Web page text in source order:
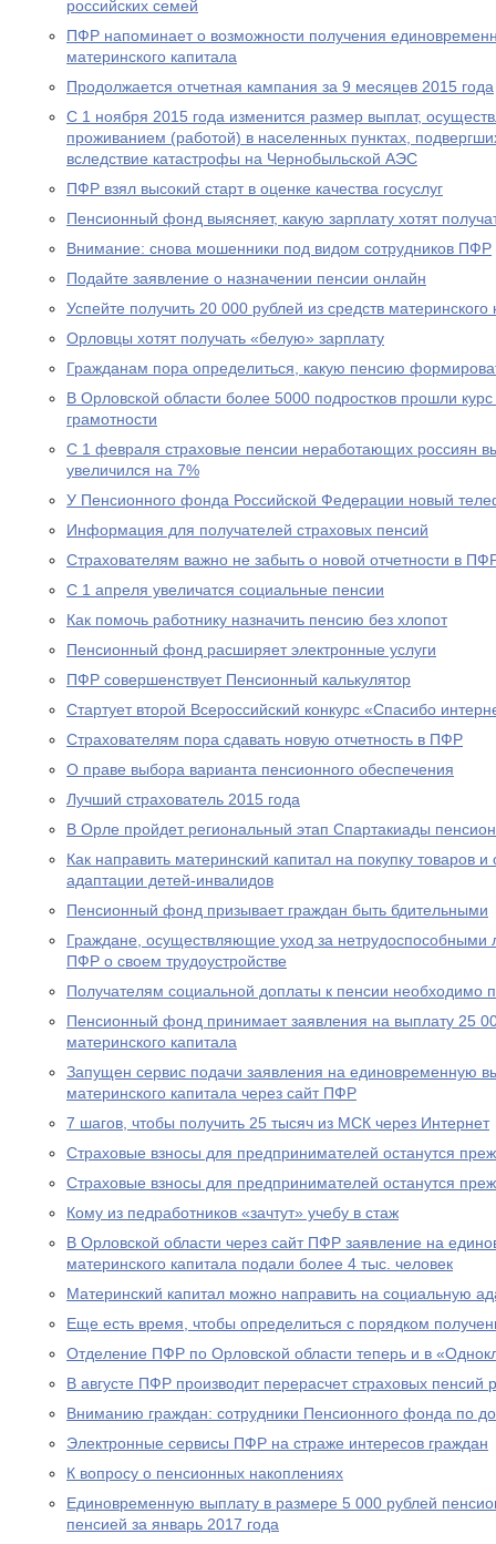
российских семей
ПФР напоминает о возможности получения
материнского капитала
Продолжается отчетная кампания за 9 месяцев 2015 года
С 1 ноября 2015 года изменится размер выплат,
проживанием (работой) в населенных пунктах,
вследствие катастрофы на Чернобыльской АЭС
ПФР взял высокий старт в оценке качества госуслуг
Пенсионный фонд выясняет, какую зарплату хотят
Внимание: снова мошенники под видом сотрудников ПФР
Подайте заявление о назначении пенсии онлайн
Успейте получить 20 000 рублей из средств материнского
Орловцы хотят получать «белую» зарплату
Гражданам пора определиться, какую пенсию
В Орловской области более 5000 подростков прошли
грамотности
С 1 февраля страховые пенсии неработающих россиян
увеличился на 7%
У Пенсионного фонда Российской Федерации новый
Информация для получателей страховых пенсий
Страхователям важно не забыть о новой отчетности в
С 1 апреля увеличатся социальные пенсии
Как помочь работнику назначить пенсию без хлопот
Пенсионный фонд расширяет электронные услуги
ПФР совершенствует Пенсионный калькулятор
Стартует второй Всероссийский конкурс «Спасибо
Страхователям пора сдавать новую отчетность в ПФР
О праве выбора варианта пенсионного обеспечения
Лучший страхователь 2015 года
В Орле пройдет региональный этап Спартакиады
Как направить материнский капитал на покупку товаров
адаптации детей-инвалидов
Пенсионный фонд призывает граждан быть бдительными
Граждане, осуществляющие уход за
ПФР о своем трудоустройстве
Получателям социальной доплаты к пенсии необходимо
Пенсионный фонд принимает заявления на выплату 25
материнского капитала
Запущен сервис подачи заявления на единовременную
материнского капитала через сайт ПФР
7 шагов, чтобы получить 25 тысяч из МСК через Интернет
Страховые взносы для предпринимателей останутся
Страховые взносы для предпринимателей останутся
Кому из педработников «зачтут» учебу в стаж
В Орловской области через сайт ПФР заявление на
материнского капитала подали более 4 тыс. человек
Материнский капитал можно направить на социальную
Еще есть время, чтобы определиться с порядком
Отделение ПФР по Орловской области теперь и в
В августе ПФР производит перерасчет страховых
Вниманию граждан: сотрудники Пенсионного фонда по
Электронные сервисы ПФР на страже интересов граждан
К вопросу о пенсионных накоплениях
Единовременную выплату в размере 5 000 рублей
пенсией за январь 2017 года